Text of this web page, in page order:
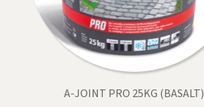
A-JOINT PRO 25KG (BASALT)